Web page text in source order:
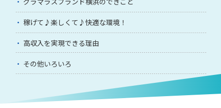
稼げて♪楽しくて♪快適な環境！
高収入を実現できる理由
その他いろいろ